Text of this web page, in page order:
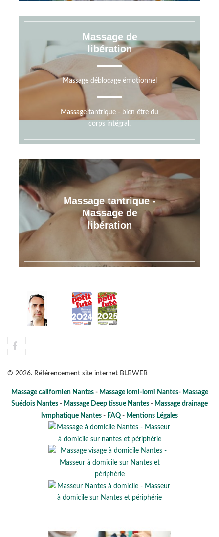
Massage de
libération
Massage déblocage émotionnel
Massage tantrique - bien être du
corps intégral.
Massage tantrique -
Massage de
libération
© 2026. Référencement site internet BLBWEB
Massage californien Nantes- Massage lomi-lomi Nantes- Massage
Suédois Nantes - Massage Deep tissue Nantes - Massage drainage
lymphatique Nantes - FAQ - Mentions Légales